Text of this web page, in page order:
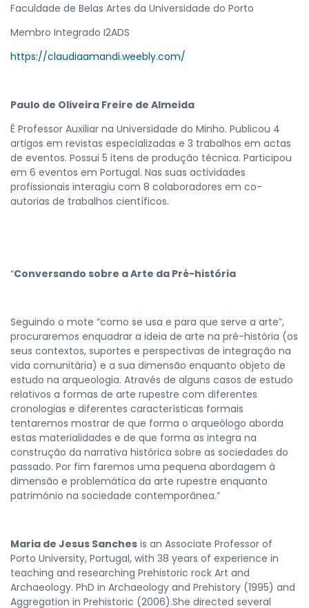
Faculdade de Belas Artes da Universidade do Porto
Membro Integrado I2ADS
https://claudiaamandi.weebly.com/
Paulo de Oliveira Freire de Almeida
É Professor Auxiliar na Universidade do Minho. Publicou 4
artigos em revistas especializadas e 3 trabalhos em actas
de eventos. Possui 5 itens de produção técnica. Participou
em 6 eventos em Portugal. Nas suas actividades
profissionais interagiu com 8 colaboradores em co-
autorias de trabalhos científicos.
“Conversando sobre a Arte da Pré-história
Seguindo o mote “como se usa e para que serve a arte”,
procuraremos enquadrar a ideia de arte na pré-história (os
seus contextos, suportes e perspectivas de integração na
vida comunitária) e a sua dimensão enquanto objeto de
estudo na arqueologia. Através de alguns casos de estudo
relativos a formas de arte rupestre com diferentes
cronologias e diferentes características formais
tentaremos mostrar de que forma o arqueólogo aborda
estas materialidades e de que forma as integra na
construção da narrativa histórica sobre as sociedades do
passado. Por fim faremos uma pequena abordagem à
dimensão e problemática da arte rupestre enquanto
património na sociedade contemporânea.”
Maria de Jesus Sanches is an Associate Professor of
Porto University, Portugal, with 38 years of experience in
teaching and researching Prehistoric rock Art and
Archaeology. PhD in Archaeology and Prehistory (1995) and
Aggregation in Prehistoric (2006).She directed several